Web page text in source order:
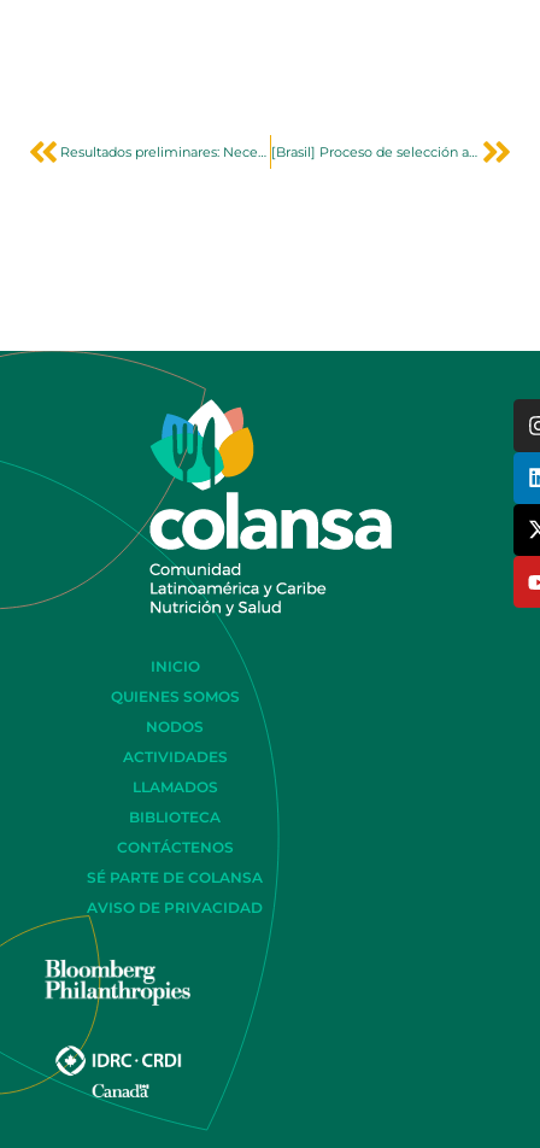
Resultados preliminares: Necesidades de investigación sobre políticas de entornos alimentarios en LAC [Brasil] Proceso de selección analista financiero
INICIO
QUIENES SOMOS
NODOS
ACTIVIDADES
LLAMADOS
BIBLIOTECA
CONTÁCTENOS
SÉ PARTE DE COLANSA
AVISO DE PRIVACIDAD